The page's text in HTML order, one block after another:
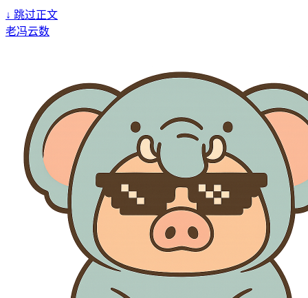
↓ 跳过正文
老冯云数